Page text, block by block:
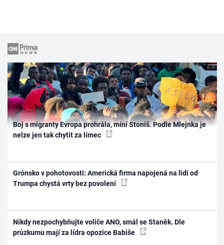
Boj s migranty Evropa prohrála, míní Stoniš. Podle Mlejnka je
nelze jen tak chytit za límec
Grónsko v pohotovosti: Americká firma napojená na lidi od
Trumpa chystá vrty bez povolení
Nikdy nezpochybňujte voliče ANO, smál se Staněk. Dle
průzkumu mají za lídra opozice Babiše